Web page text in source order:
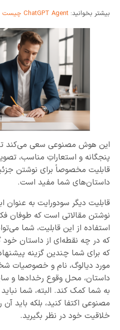
بیشتر بخوانید: ChatGPT Agent چیست
این هوش مصنوعی سعی می‌کند
پنجگانه و استعاراتِ مناسب،
قابلیت مخصوصاً برای نوشتن
داستان‌های شما مفید است.
قابلیت دیگر سودورایت به عنوان
استفاده از این قابلیت، شما
که در چه نقطه‌ای از داستان خود
که برای شما چندین گزینه
مورد دیالوگ، نام و خصوصیات
داستان، محل وقوع رخداد‌ها و
به شما کمک کند. البته، شما
مصنوعی اکتفا کنید، بلکه باید آن
خلاقیت خود در نظر بگیرید.